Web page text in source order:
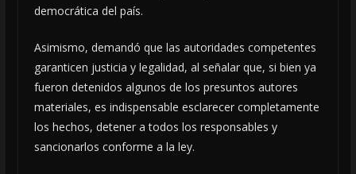
democrática del país.
Asimismo, demandó que las autoridades competentes
garanticen justicia y legalidad, al señalar que, si bien ya
fueron detenidos algunos de los presuntos autores
materiales, es indispensable esclarecer completamente
los hechos, detener a todos los responsables y
sancionarlos conforme a la ley.